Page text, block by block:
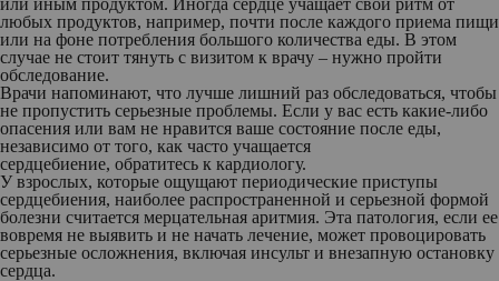
или иным продуктом. Иногда сердце учащает свой ритм от
любых продуктов, например, почти после каждого приема пищи
или на фоне потребления большого количества еды. В этом
случае не стоит тянуть с визитом к врачу – нужно пройти
обследование.
Врачи напоминают, что лучше лишний раз обследоваться, чтобы
не пропустить серьезные проблемы. Если у вас есть какие-либо
опасения или вам не нравится ваше состояние после еды,
независимо от того, как часто учащается
сердцебиение, обратитесь к кардиологу.
У взрослых, которые ощущают периодические приступы
сердцебиения, наиболее распространенной и серьезной формой
болезни считается мерцательная аритмия. Эта патология, если ее
вовремя не выявить и не начать лечение, может провоцировать
серьезные осложнения, включая инсульт и внезапную остановку
сердца.